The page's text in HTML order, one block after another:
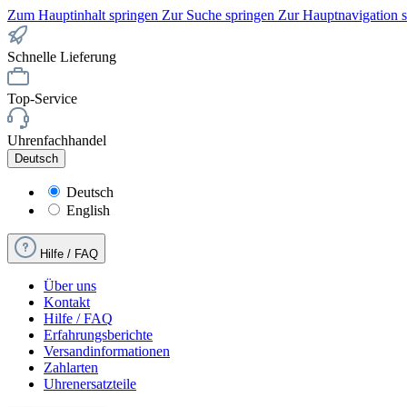
Zum Hauptinhalt springen Zur Suche springen Zur Hauptnavigation
Schnelle Lieferung
Top-Service
Uhrenfachhandel
Deutsch
Deutsch
English
Hilfe / FAQ
Über uns
Kontakt
Hilfe / FAQ
Erfahrungsberichte
Versandinformationen
Zahlarten
Uhrenersatzteile